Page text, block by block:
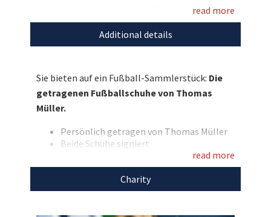
verholfen, sondern auch die Nationalelf zum
Weltmeistertitel geführt. An seiner
Erfolgswelle möchte er wieder einmal auch
seine getragenen Fußballschuhe für
Friedensdorf International!
einzigartige Auktionenfür den guten Zweck!
read more
Additional details
Sie bieten auf ein Fußball-Sammlerstück: Die
getragenen Fußballschuhe von Thomas
Müller.
Persönlich getragen von Thomas Müller
Beide Schuhe signiert
Modell: X19.1 FG
Farbe: weiß/pink mit schwarzen Streifen
read more
Charity